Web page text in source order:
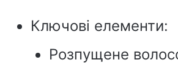
Ключові елементи:
Розпущене